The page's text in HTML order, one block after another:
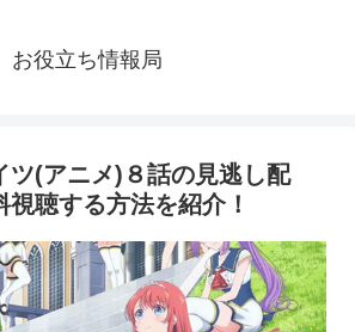
お役立ち情報局
ツ(アニメ)８話の見逃し配
聴する方法を紹介！